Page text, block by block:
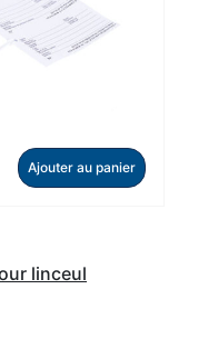
Ajouter au panier
linceul